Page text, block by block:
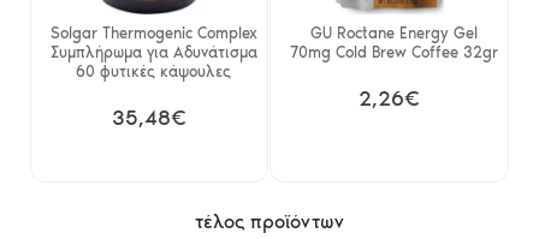
Solgar Thermogenic Complex
Συμπλήρωμα για Αδυνάτισμα
60 φυτικές κάψουλες
35,48€
GU Roctane Energy Gel
70mg Cold Brew Coffee 32gr
2,26€
τέλος προϊόντων